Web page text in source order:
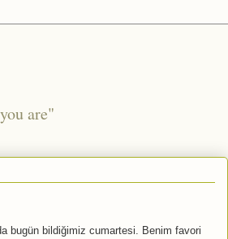
are"
bugün bildiğimiz cumartesi. Benim favori